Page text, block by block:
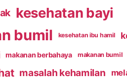
kesehatan bayi
bumil kesehatan ibu hamil
makanan berbahaya makanan bumil
masalah kehamilan